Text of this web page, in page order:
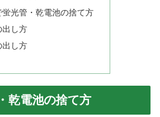
蛍光管・乾電池の捨て方
出し方
出し方
乾電池の捨て方